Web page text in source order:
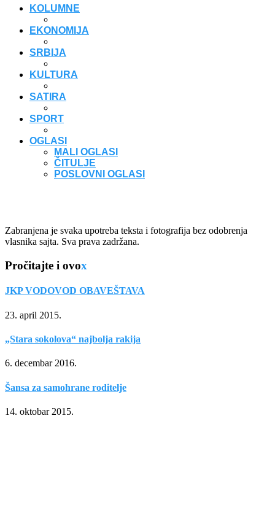
KOLUMNE
EKONOMIJA
SRBIJA
KULTURA
SATIRA
SPORT
OGLASI
MALI OGLASI
ČITULJE
POSLOVNI OGLASI
Zabranjena je svaka upotreba teksta i fotografija bez odobrenja
vlasnika sajta. Sva prava zadržana.
Pročitajte i ovox
JKP VODOVOD OBAVEŠTAVA
23. april 2015.
„Stara sokolova“ najbolja rakija
6. decembar 2016.
Šansa za samohrane roditelje
14. oktobar 2015.